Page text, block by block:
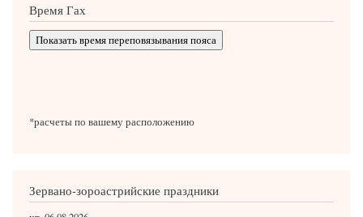
Время Гах
Показать время переповязывания пояса
*расчеты по вашему расположению
Зервано-зороастрийские праздники